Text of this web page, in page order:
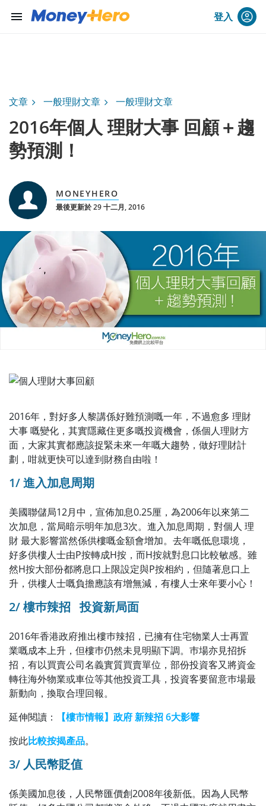
menu 登入
文章 一般理財文章 一般理財文章
2016年個人 理財大事 回顧＋趨
勢預測！
MONEYHERO
最後更新於 29 十二月, 2016
2016年，對好多人黎講係好難預測嘅一年，不過愈多 理財
大事 嘅變化，其實隱藏住更多嘅投資機會，係個人理財方
面，大家其實都應該捉緊未來一年嘅大趨勢，做好理財計
劃，咁就更快可以達到財務自由啦！
1/ 進入加息周期
美國聯儲局12月中，宣佈加息0.25厘，為2006年以來第二
次加息，當局暗示明年加息3次。進入加息周期，對個人 理
財 最大影響當然係供樓嘅金額會增加。去年嘅低息環境，
好多供樓人士由P按轉成H按，而H按就對息口比較敏感。雖
然H按大部份都將息口上限設定與P按相約，但隨著息口上
升，供樓人士嘅負擔應該有增無減，有樓人士來年要小心！
2/ 樓巿辣招 投資新局面
2016年香港政府推出樓巿辣招，已擁有住宅物業人士再置
業嘅成本上升，但樓巿仍然未見明顯下調。巿場亦見招拆
招，有以買賣公司名義實質買賣單位，部份投資客又將資金
轉往海外物業或車位等其他投資工具，投資客要留意巿場最
新動向，換取合理回報。
延伸閱讀：
【樓市情報】政府 新辣招 6大影響
按此比較按揭產品。
3/ 人民幣貶值
係美國加息後，人民幣匯價創2008年後新低。因為人民幣